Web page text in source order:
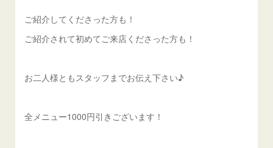
ご紹介してくださった方も！
ご紹介されて初めてご来店くださった方も！
お二人様ともスタッフまでお伝え下さい♪
全メニュー1000円引きございます！